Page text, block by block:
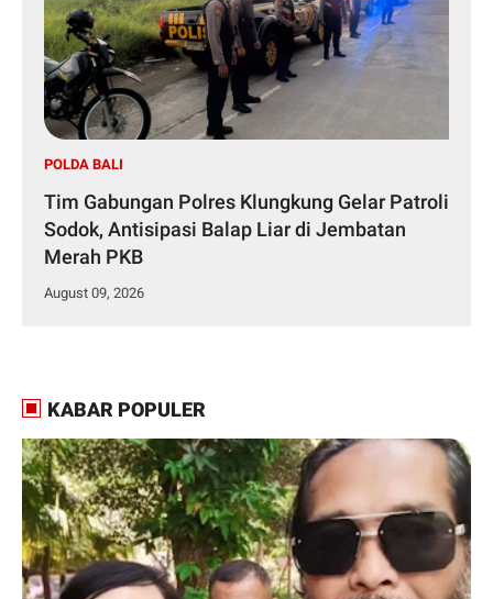
POLDA BALI
Tim Gabungan Polres Klungkung Gelar Patroli
Sodok, Antisipasi Balap Liar di Jembatan
Merah PKB
August 09, 2026
KABAR POPULER